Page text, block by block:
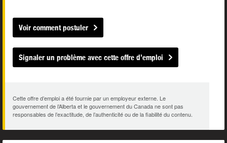
Voir comment postuler
Signaler un problème avec cette offre d’emploi
Cette offre d’emploi a été fournie par un employeur externe. Le
gouvernement de l’Alberta et le gouvernement du Canada ne sont pas
responsables de l’exactitude, de l’authenticité ou de la fiabilité du contenu.